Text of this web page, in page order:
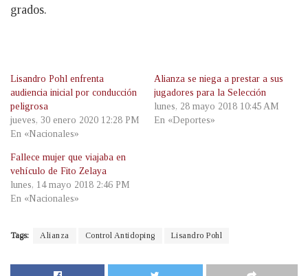
grados.
Lisandro Pohl enfrenta
audiencia inicial por conducción
peligrosa
jueves, 30 enero 2020 12:28 PM
En «Nacionales»
Alianza se niega a prestar a sus
jugadores para la Selección
lunes, 28 mayo 2018 10:45 AM
En «Deportes»
Fallece mujer que viajaba en
vehículo de Fito Zelaya
lunes, 14 mayo 2018 2:46 PM
En «Nacionales»
Tags: Alianza Control Antidoping Lisandro Pohl